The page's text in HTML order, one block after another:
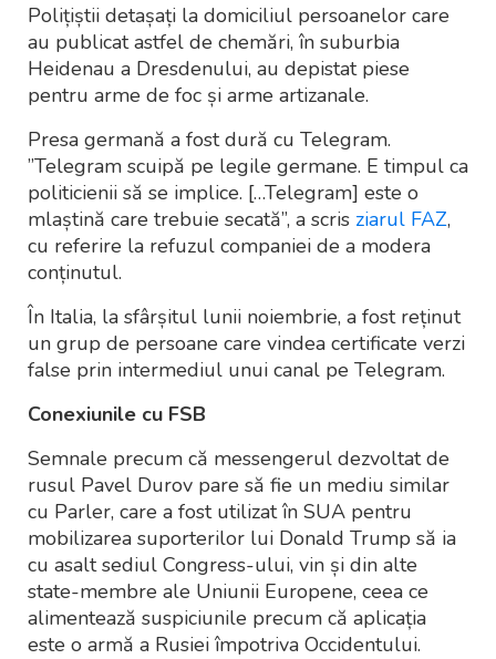
Polițiștii detașați la domiciliul persoanelor care
au publicat astfel de chemări, în suburbia
Heidenau a Dresdenului, au depistat piese
pentru arme de foc și arme artizanale.
Presa germană a fost dură cu Telegram.
”Telegram scuipă pe legile germane. E timpul ca
politicienii să se implice. […Telegram] este o
mlaștină care trebuie secată”, a scris ziarul FAZ,
cu referire la refuzul companiei de a modera
conținutul.
În Italia, la sfârșitul lunii noiembrie, a fost reținut
un grup de persoane care vindea certificate verzi
false prin intermediul unui canal pe Telegram.
Conexiunile cu FSB
Semnale precum că messengerul dezvoltat de
rusul Pavel Durov pare să fie un mediu similar
cu Parler, care a fost utilizat în SUA pentru
mobilizarea suporterilor lui Donald Trump să ia
cu asalt sediul Congress-ului, vin și din alte
state-membre ale Uniunii Europene, ceea ce
alimentează suspiciunile precum că aplicația
este o armă a Rusiei împotriva Occidentului.